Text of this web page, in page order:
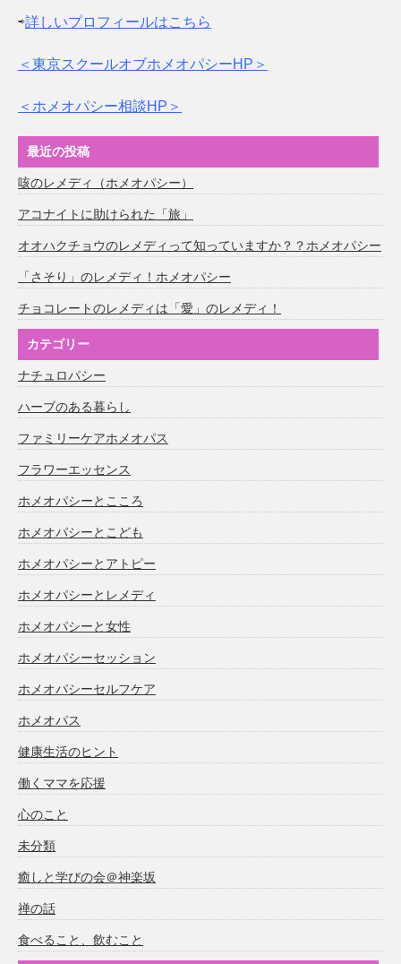
⇨詳しいプロフィールはこちら
＜東京スクールオブホメオパシーHP＞
＜ホメオパシー相談HP＞
最近の投稿
咳のレメディ（ホメオパシー）
アコナイトに助けられた「旅」
オオハクチョウのレメディって知っていますか？？ホメオパシー
「さそり」のレメディ！ホメオパシー
チョコレートのレメディは「愛」のレメディ！
カテゴリー
ナチュロパシー
ハーブのある暮らし
ファミリーケアホメオパス
フラワーエッセンス
ホメオパシーとこころ
ホメオパシーとこども
ホメオパシーとアトピー
ホメオパシーとレメディ
ホメオパシーと女性
ホメオパシーセッション
ホメオパシーセルフケア
ホメオパス
健康生活のヒント
働くママを応援
心のこと
未分類
癒しと学びの会＠神楽坂
禅の話
食べること、飲むこと